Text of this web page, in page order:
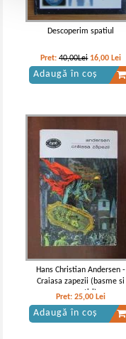
Descoperim spatiul
Pret:40,00Lei 16,00 Lei
Adaugă în coș
Hans Christian Andersen -
Craiasa zapezii (basme si
povestiri)
Pret:25,00 Lei
Adaugă în coș